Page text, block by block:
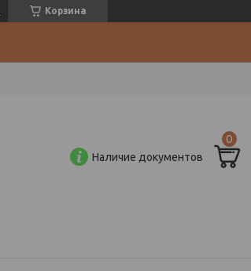
Корзина
Наличие документов